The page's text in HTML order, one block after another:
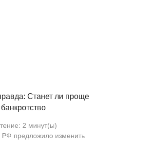
Станет ли проще
2 минут(ы)
РФ предложило изменить